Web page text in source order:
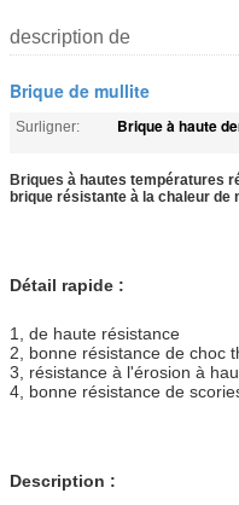
description de
Brique de mullite
Surligner: Brique à haute
Briques à hautes températures
brique résistante à la chaleur de
Détail rapide :
1, de haute résistance
2, bonne résistance de choc
3, résistance à l'érosion à
4, bonne résistance de
Description :